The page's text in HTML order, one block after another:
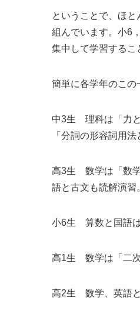
ということで、ほ
組んでいます。小6
集中して学習するこ
簡単に各学年のこの
中3生 理科は「力
「分詞の形容詞用
高3生 数学は「数
語と古文も読解演習
小6生 算数と国語は
高1生 数学は「二次
高2生 数学、英語と